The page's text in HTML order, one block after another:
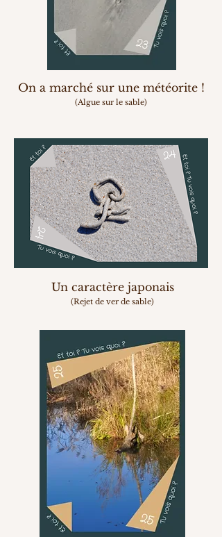
On a marché sur une météorite !
(Algue sur le sable)
Un caractère japonais
(Rejet de ver de sable)